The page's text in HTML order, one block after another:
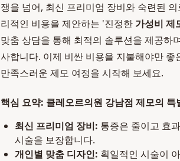
쟁을 넘어, 최신 프리미엄 장비와 숙련된
리적인 비용을 제안하는 '진정한 가성비 제
맞춤 상담을 통해 최적의 솔루션을 제공하
사합니다. 이제 비싼 비용을 지불해야만
만족스러운 제모 여정을 시작해 보세요.
핵심 요약: 클레오르의원 강남점 제모의 특
최신 프리미엄 장비: 통증은 줄이고 효
시술을 보장합니다.
개인별 맞춤 디자인: 획일적인 시술이